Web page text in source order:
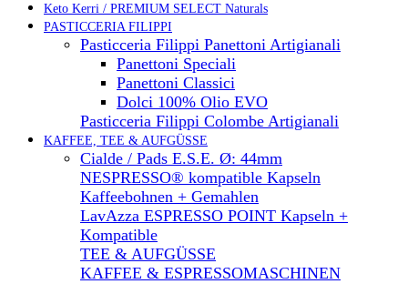
Keto Kerri / PREMIUM SELECT Naturals
PASTICCERIA FILIPPI
Pasticceria Filippi Panettoni Artigianali
Panettoni Speciali
Panettoni Classici
Dolci 100% Olio EVO
Pasticceria Filippi Colombe Artigianali
KAFFEE, TEE & AUFGÜSSE
Cialde / Pads E.S.E. Ø: 44mm
NESPRESSO® kompatible Kapseln
Kaffeebohnen + Gemahlen
LavAzza ESPRESSO POINT Kapseln +
Kompatible
TEE & AUFGÜSSE
KAFFEE & ESPRESSOMASCHINEN